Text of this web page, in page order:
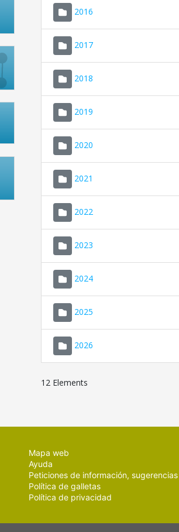
2016
2017
2018
2019
2020
2021
2022
2023
2024
2025
2026
12 Elements
Mapa web
Ayuda
Peticiones de información,
Política de galletas
Política de privacidad